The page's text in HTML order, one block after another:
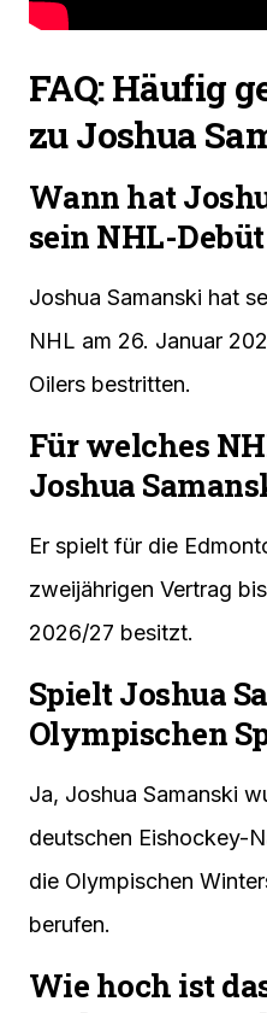
FAQ: Häufig
zu Joshua
Wann hat
sein NHL-
Joshua Samanski hat
NHL am 26. Januar
Oilers bestritten.
Für welches
Joshua
Er spielt für die
zweijährigen Vertrag
2026/27 besitzt.
Spielt Joshua
Olympischen
Ja, Joshua Samanski
deutschen Eishockey-
die Olympischen
berufen.
Wie hoch ist